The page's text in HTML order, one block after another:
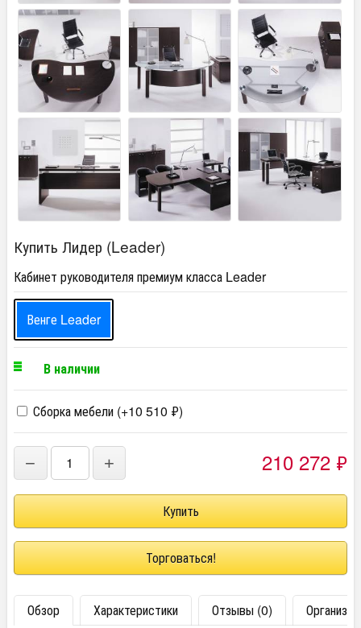
Купить Лидер (Leader)
Кабинет руководителя премиум класса Leader
Венге Leader
В наличии
Сборка мебели (+10 510 ₽)
− + 210 272 ₽
Торговаться!
Обзор Характеристики Отзывы (0)